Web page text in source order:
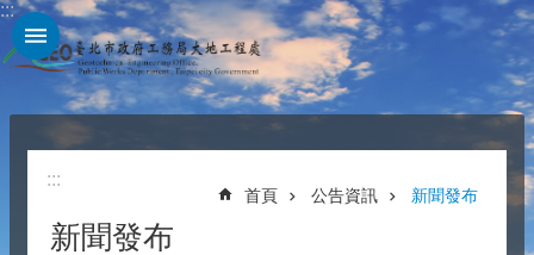
跳到主要內容區塊
:::
:::
首頁 公告資訊 新聞發布
新聞發布